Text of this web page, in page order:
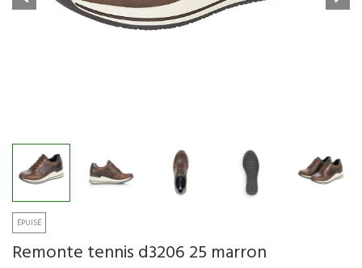
Remonte tennis d3206 25 marron